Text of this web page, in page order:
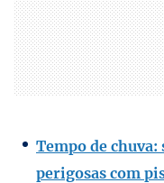
Tempo de chuva:
perigosas com